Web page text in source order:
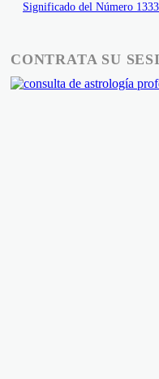
Significado del Número
CONTRATA SU